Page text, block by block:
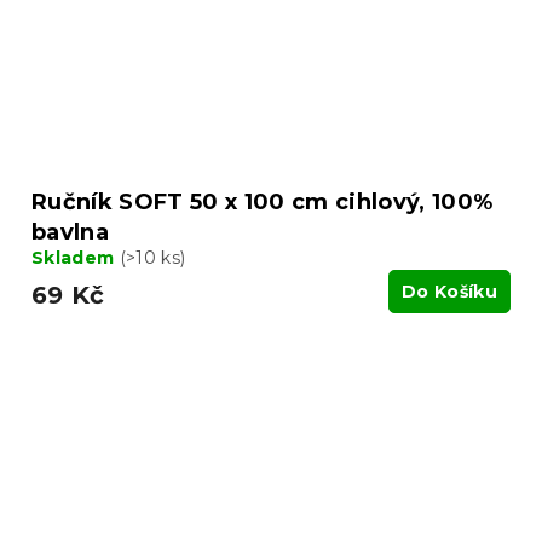
Ručník SOFT 50 x 100 cm cihlový, 100%
bavlna
Skladem (>10 ks)
69 Kč Do Košíku